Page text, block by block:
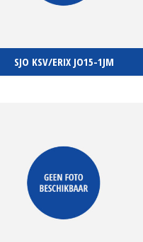
SJO KSV/ERIX JO15-1JM